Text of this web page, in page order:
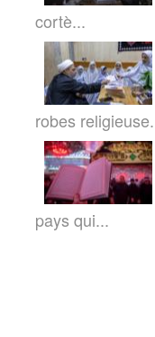
cortè...
robes
pays qui...